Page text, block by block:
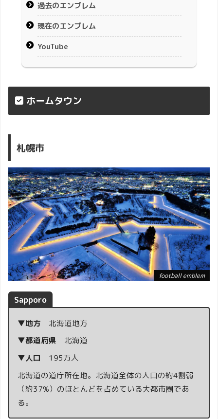
過去のエンブレム
現在のエンブレム
YouTube
ホームタウン
札幌市
football emblem
Sapporo
▼地方 北海道地方
▼都道府県 北海道
▼人口 195万人
北海道の道庁所在地。北海道全体の人口の約4割弱
（約37%）のほとんどを占めている大都市圏であ
る。